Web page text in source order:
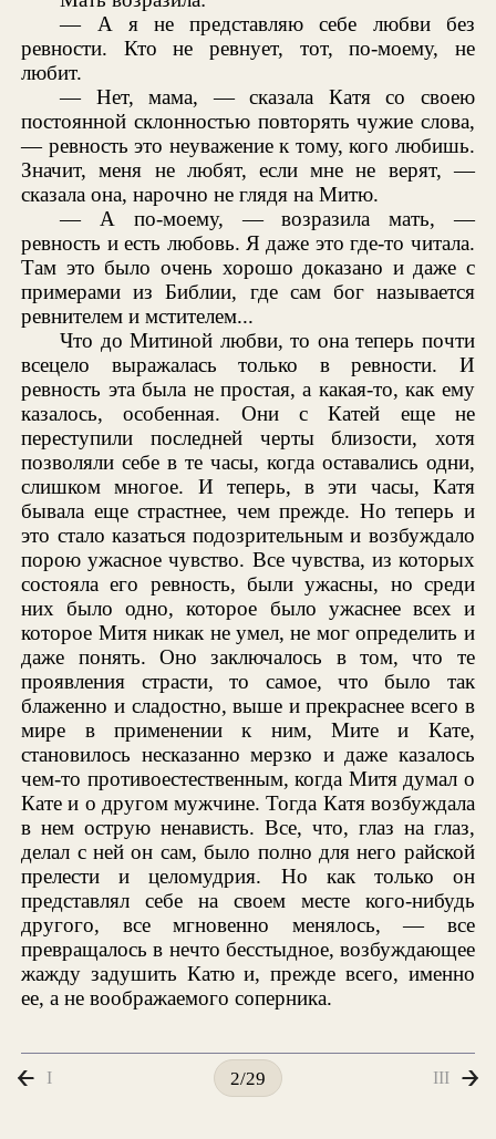
— А я не представляю себе любви без
ревности. Кто не ревнует, тот, по-моему, не
любит.
— Нет, мама, — сказала Катя со своею
постоянной склонностью повторять чужие слова,
— ревность это неуважение к тому, кого любишь.
Значит, меня не любят, если мне не верят, —
сказала она, нарочно не глядя на Митю.
— А по-моему, — возразила мать, —
ревность и есть любовь. Я даже это где-то читала.
Там это было очень хорошо доказано и даже с
примерами из Библии, где сам бог называется
ревнителем и мстителем...
Что до Митиной любви, то она теперь почти
всецело выражалась только в ревности. И
ревность эта была не простая, а какая-то, как ему
казалось, особенная. Они с Катей еще не
переступили последней черты близости, хотя
позволяли себе в те часы, когда оставались одни,
слишком многое. И теперь, в эти часы, Катя
бывала еще страстнее, чем прежде. Но теперь и
это стало казаться подозрительным и возбуждало
порою ужасное чувство. Все чувства, из которых
состояла его ревность, были ужасны, но среди
них было одно, которое было ужаснее всех и
которое Митя никак не умел, не мог определить и
даже понять. Оно заключалось в том, что те
проявления страсти, то самое, что было так
блаженно и сладостно, выше и прекраснее всего в
мире в применении к ним, Мите и Кате,
становилось несказанно мерзко и даже казалось
чем-то противоестественным, когда Митя думал о
Кате и о другом мужчине. Тогда Катя возбуждала
в нем острую ненависть. Все, что, глаз на глаз,
делал с ней он сам, было полно для него райской
прелести и целомудрия. Но как только он
представлял себе на своем месте кого-нибудь
другого, все мгновенно менялось, — все
превращалось в нечто бесстыдное, возбуждающее
жажду задушить Катю и, прежде всего, именно
ее, а не воображаемого соперника.
I 2/29 III